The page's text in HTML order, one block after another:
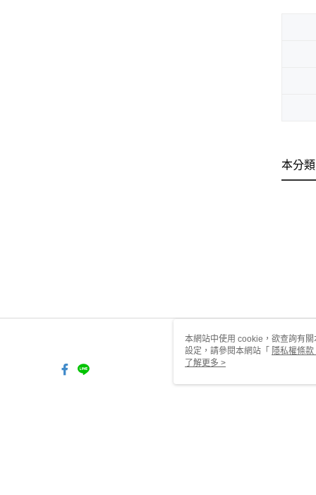
本分
本網站中使用 cookie，欲查詢有
設定，請參閱本網站「 隱私權條款
使用 cookie。
了解更多 >